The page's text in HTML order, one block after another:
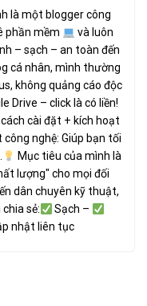
là một blogger công
phần mềm
và luôn
– sạch – an toàn đến
cá nhân, mình thường
không quảng cáo độc
Drive – click là có liền!
cài đặt + kích hoạt
nghệ: Giúp bạn tối
Mục tiêu của mình là
lượng" cho mọi đối
dân chuyên kỹ thuật,
sẻ:
Sạch –
nhật liên tục